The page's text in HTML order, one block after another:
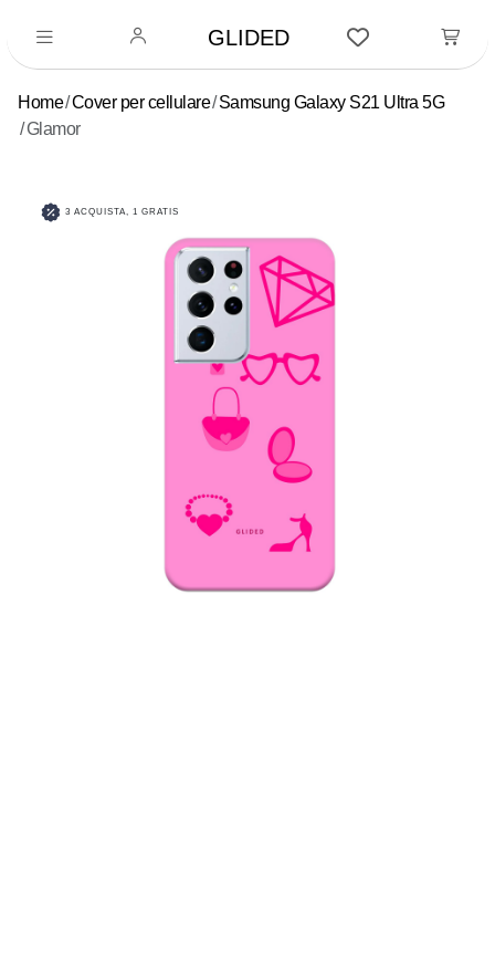
GLIDED
Home Cover per cellulare Samsung Galaxy S21 Ultra 5G
Glamor
3 ACQUISTA, 1 GRATIS